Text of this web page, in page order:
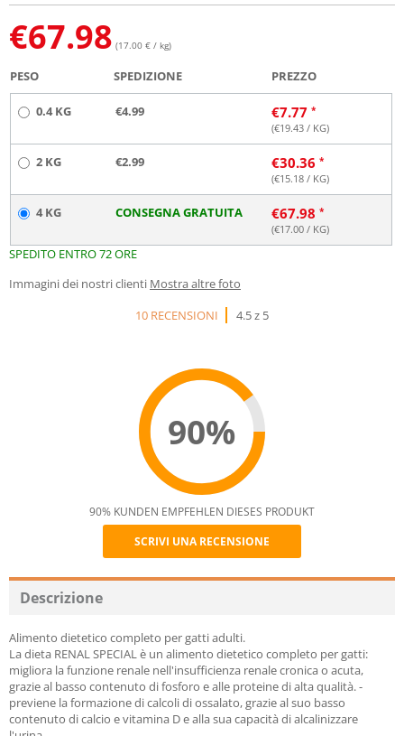
€67.98 (17.00 € / kg)
PESO SPEDIZIONE PREZZO
0.4 KG €4.99 €7.77
(€19.43 / KG)
2 KG €2.99 €30.36
(€15.18 / KG)
4 KG CONSEGNA GRATUITA €67.98
(€17.00 / KG)
SPEDITO ENTRO 72 ORE
Immagini dei nostri clienti Mostra altre foto
10 RECENSIONI
4.5 z 5
90%
Recommend
90% KUNDEN EMPFEHLEN DIESES PRODUKT
SCRIVI UNA RECENSIONE
Descrizione
Alimento dietetico completo per gatti adulti.
La dieta RENAL SPECIAL è un alimento dietetico completo per gatti:
migliora la funzione renale nell'insufficienza renale cronica o acuta,
grazie al basso contenuto di fosforo e alle proteine di alta qualità. -
previene la formazione di calcoli di ossalato, grazie al suo basso
contenuto di calcio e vitamina D e alla sua capacità di alcalinizzare